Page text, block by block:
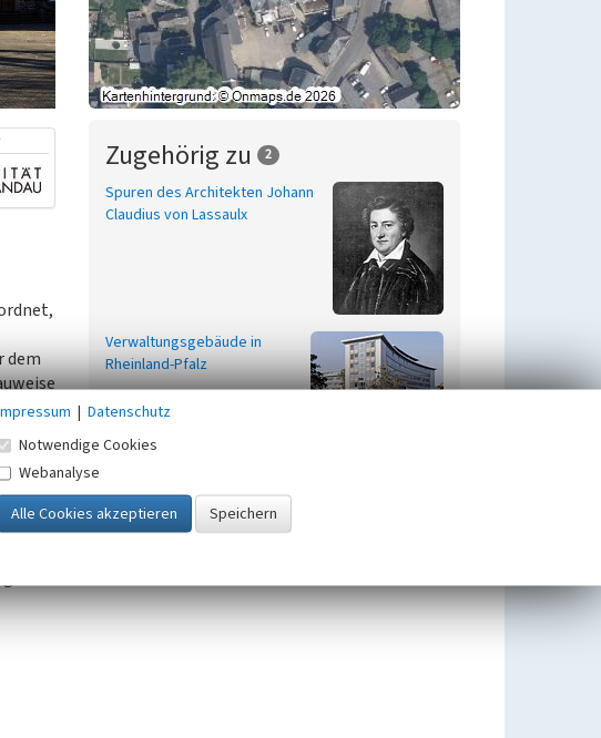
dem
in
Zugehörig zu 2
Spuren des Architekten Johann
Claudius von Lassaulx
Verwaltungsgebäude in
Rheinland-Pfalz
| Datenschutz
Notwendige Cookies
Webanalyse